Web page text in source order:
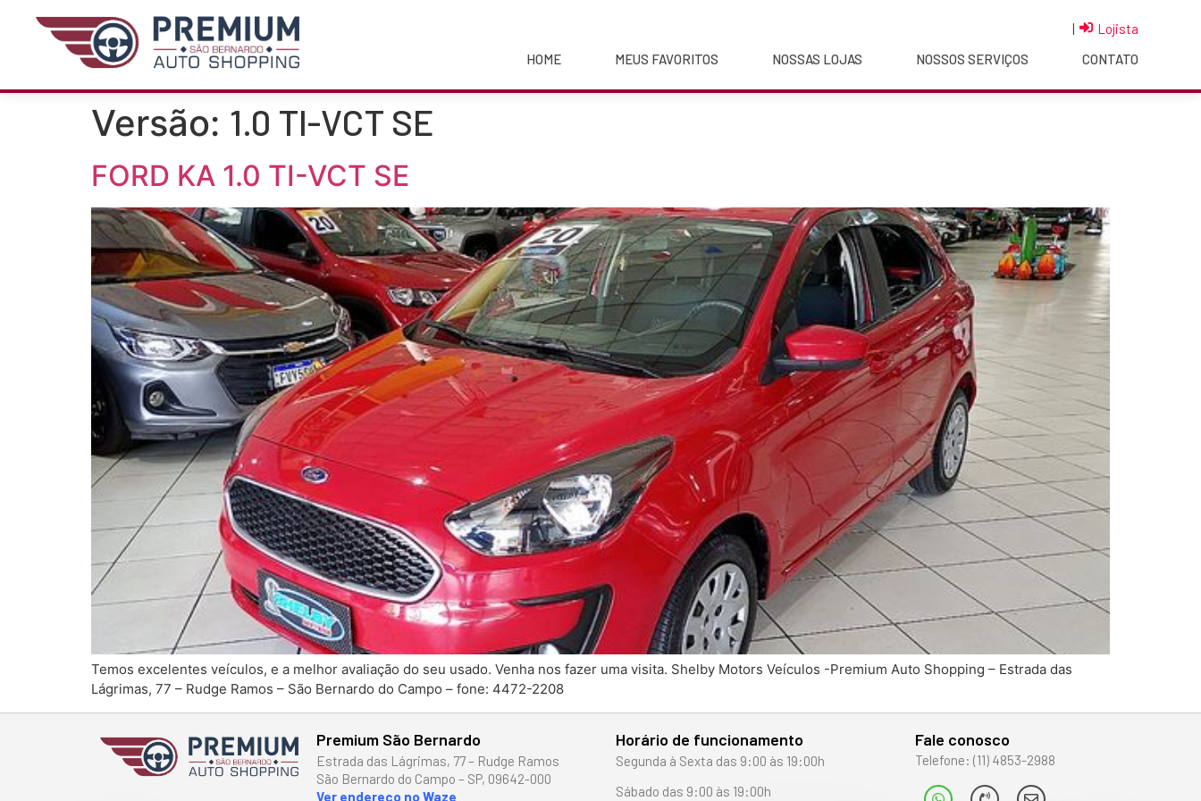
|
Lojista
HOME
MEUS FAVORITOS NOSSAS LOJAS NOSSOS SERVIÇOS CONTATO
Versão: 1.0 TI-VCT SE
FORD KA 1.0 TI-VCT SE
Temos excelentes veículos, e a melhor avaliação do seu usado. Venha nos fazer uma visita. Shelby Motors Veículos -Premium Auto Shopping – Estrada das
Lágrimas, 77 – Rudge Ramos – São Bernardo do Campo – fone: 4472-2208
Premium São Bernardo
Estrada das Lágrimas, 77 – Rudge Ramos
São Bernardo do Campo – SP, 09642-000
Ver endereço no Waze
Horário de funcionamento
Segunda à Sexta das 9:00 às 19:00h
Sábado das 9:00 às 19:00h
Fale conosco
Telefone: (11) 4853-2988